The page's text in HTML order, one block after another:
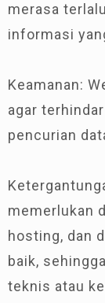
merasa
informasi
Keamanan:
agar
pencurian
memerlukan
hosting, dan
baik,
teknis atau